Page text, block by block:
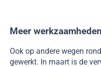
Meer
Ook op andere wegen
gewerkt. In maart is de